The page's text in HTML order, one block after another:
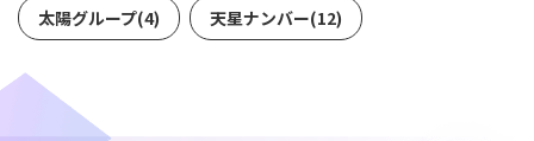
太陽グループ(4) 天星ナンバー(12)